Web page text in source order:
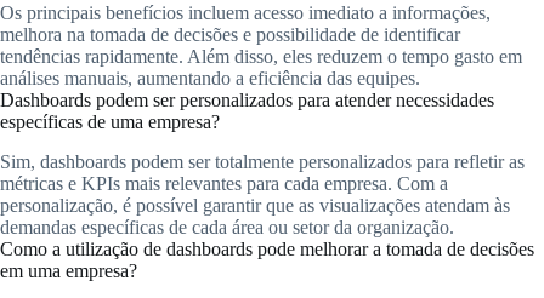
Os principais benefícios incluem acesso imediato a informações,
melhora na tomada de decisões e possibilidade de identificar
tendências rapidamente. Além disso, eles reduzem o tempo gasto em
análises manuais, aumentando a eficiência das equipes.
Dashboards podem ser personalizados para atender necessidades
específicas de uma empresa?
Sim, dashboards podem ser totalmente personalizados para refletir as
métricas e KPIs mais relevantes para cada empresa. Com a
personalização, é possível garantir que as visualizações atendam às
demandas específicas de cada área ou setor da organização.
Como a utilização de dashboards pode melhorar a tomada de decisões
em uma empresa?